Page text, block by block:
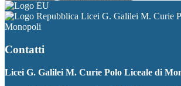
Licei G. Galilei M. Curie
Monopoli
Contatti
Licei G. Galilei M. Curie Polo Liceale di